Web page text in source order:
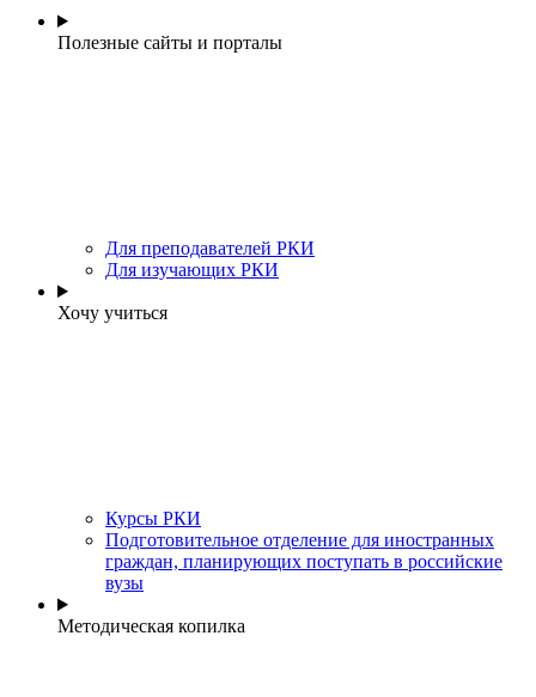
Полезные сайты и порталы
Для преподавателей РКИ
Для изучающих РКИ
Хочу учиться
Курсы РКИ
Подготовительное отделение для иностранных
граждан, планирующих поступать в российские
вузы
Методическая копилка